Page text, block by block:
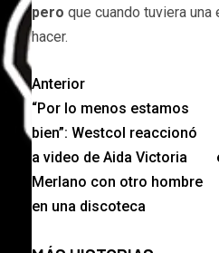
pero que cuando tuviera
hacer.
Anterior
“Por lo menos estamos
bien”: Westcol reaccionó
a video de Aida Victoria
Merlano con otro hombre
en una discoteca